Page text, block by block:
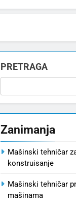
PRETRAGA
Zanimanja
Mašinski tehničar
konstruisanje
Mašinski tehničar
mašinama